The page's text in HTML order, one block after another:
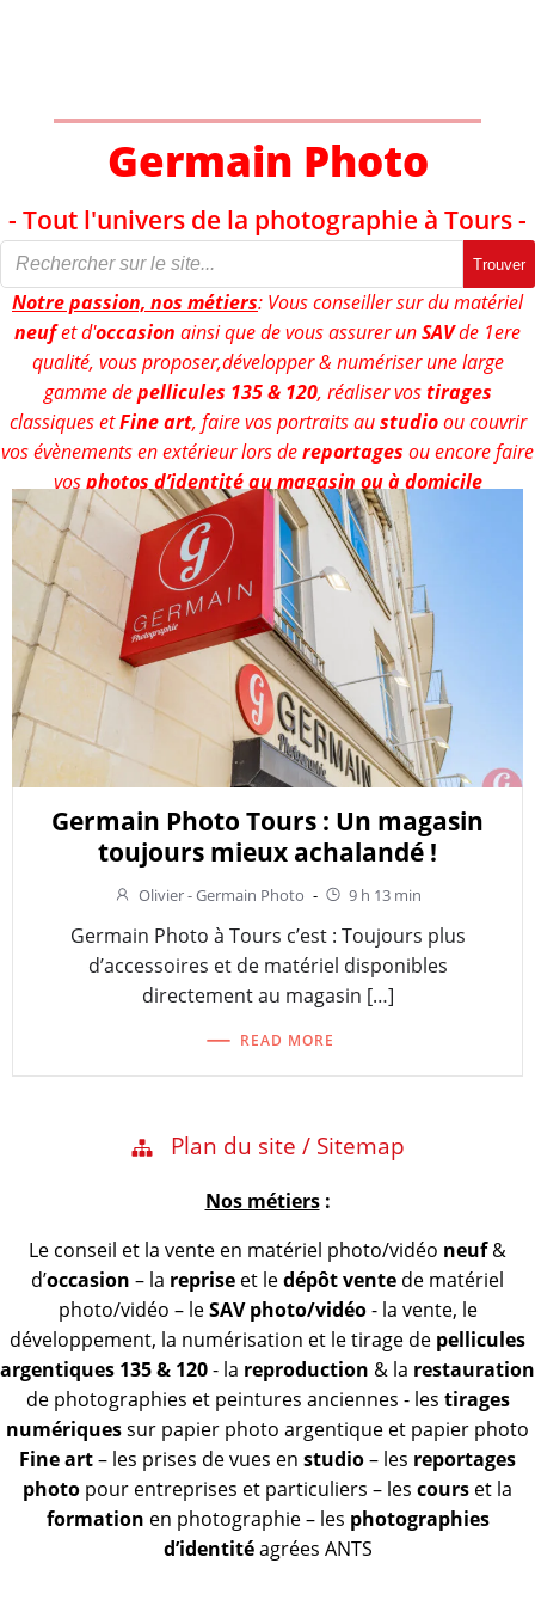
Germain Photo
- Tout l'univers de la photographie à Tours -
Trouver
Notre passion, nos métiers: Vous conseiller sur du matériel
neufet d'occasion ainsi que de vous assurer unSAVde 1ere
qualité, vous proposer,développer & numériser une large
gamme depellicules 135 & 120, réaliser vostirages
classiques etFine art, faire vos portraits austudioou couvrir
vos évènements en extérieur lors dereportages ou encore faire
vosphotos d’identité au magasin ou à domicile
Germain Photo Tours : Un magasin
toujours mieux achalandé !
Olivier - Germain Photo - 9 h 13 min
Germain Photo à Tours c’est : Toujours plus
d’accessoires et de matériel disponibles
directement au magasin […]
READ MORE
Plan du site / Sitemap
Nos métiers:
Le conseil et la vente en matériel photo/vidéo neuf&
d’occasion – la reprise et ledépôt vente de matériel
photo/vidéo – leSAV photo/vidéo- la vente, le
développement, la numérisation et le tirage de pellicules
argentiques 135 & 120- la reproduction & la restauration
de photographies et peintures anciennes - les tirages
numériquessur papier photo argentique et papier photo
Fine art– les prises de vues en studio– les reportages
photo pour entreprises et particuliers – les cours et la
formation en photographie – les photographies
d’identitéagrées ANTS